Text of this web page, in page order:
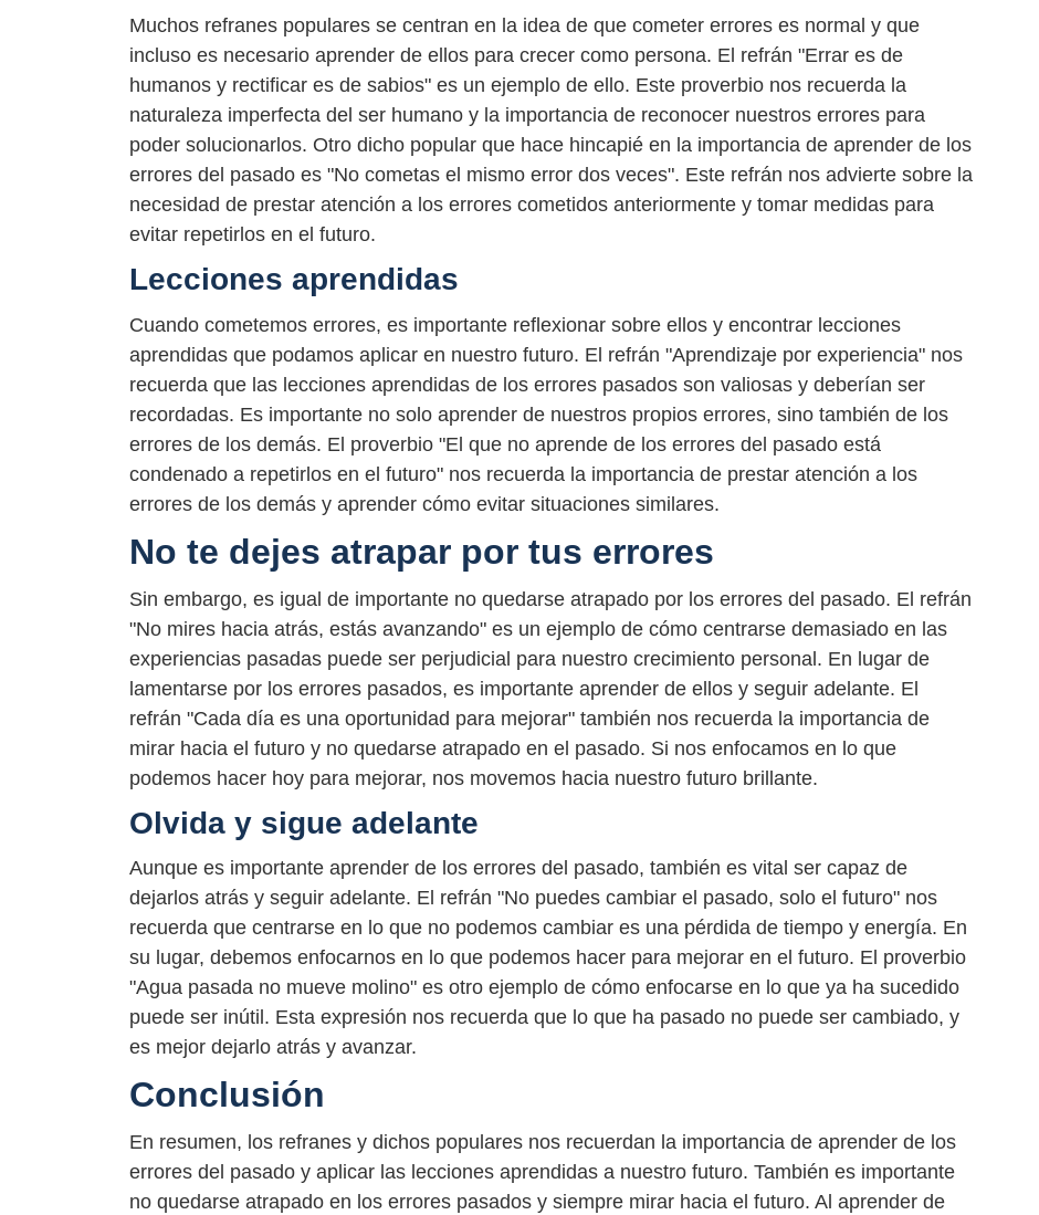
Muchos refranes populares se centran en la idea de que cometer errores es normal y que
incluso es necesario aprender de ellos para crecer como persona. El refrán "Errar es de
humanos y rectificar es de sabios" es un ejemplo de ello. Este proverbio nos recuerda la
naturaleza imperfecta del ser humano y la importancia de reconocer nuestros errores para
poder solucionarlos. Otro dicho popular que hace hincapié en la importancia de aprender de los
errores del pasado es "No cometas el mismo error dos veces". Este refrán nos advierte sobre la
necesidad de prestar atención a los errores cometidos anteriormente y tomar medidas para
evitar repetirlos en el futuro.
Lecciones aprendidas
Cuando cometemos errores, es importante reflexionar sobre ellos y encontrar lecciones
aprendidas que podamos aplicar en nuestro futuro. El refrán "Aprendizaje por experiencia" nos
recuerda que las lecciones aprendidas de los errores pasados ​​son valiosas y deberían ser
recordadas. Es importante no solo aprender de nuestros propios errores, sino también de los
errores de los demás. El proverbio "El que no aprende de los errores del pasado está
condenado a repetirlos en el futuro" nos recuerda la importancia de prestar atención a los
errores de los demás y aprender cómo evitar situaciones similares.
No te dejes atrapar por tus errores
Sin embargo, es igual de importante no quedarse atrapado por los errores del pasado. El refrán
"No mires hacia atrás, estás avanzando" es un ejemplo de cómo centrarse demasiado en las
experiencias pasadas puede ser perjudicial para nuestro crecimiento personal. En lugar de
lamentarse por los errores pasados, es importante aprender de ellos y seguir adelante. El
refrán "Cada día es una oportunidad para mejorar" también nos recuerda la importancia de
mirar hacia el futuro y no quedarse atrapado en el pasado. Si nos enfocamos en lo que
podemos hacer hoy para mejorar, nos movemos hacia nuestro futuro brillante.
Olvida y sigue adelante
Aunque es importante aprender de los errores del pasado, también es vital ser capaz de
dejarlos atrás y seguir adelante. El refrán "No puedes cambiar el pasado, solo el futuro" nos
recuerda que centrarse en lo que no podemos cambiar es una pérdida de tiempo y energía. En
su lugar, debemos enfocarnos en lo que podemos hacer para mejorar en el futuro. El proverbio
"Agua pasada no mueve molino" es otro ejemplo de cómo enfocarse en lo que ya ha sucedido
puede ser inútil. Esta expresión nos recuerda que lo que ha pasado no puede ser cambiado, y
es mejor dejarlo atrás y avanzar.
Conclusión
En resumen, los refranes y dichos populares nos recuerdan la importancia de aprender de los
errores del pasado y aplicar las lecciones aprendidas a nuestro futuro. También es importante
no quedarse atrapado en los errores pasados ​​y siempre mirar hacia el futuro. Al aprender de